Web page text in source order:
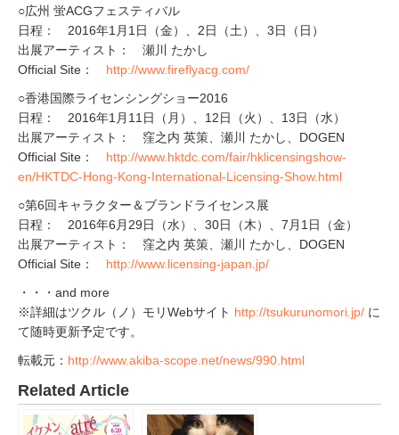
○広州 蛍ACGフェスティバル
日程： 2016年1月1日（金）、2日（土）、3日（日）
出展アーティスト： 瀬川 たかし
Official Site： http://www.fireflyacg.com/
○香港国際ライセンシングショー2016
日程： 2016年1月11日（月）、12日（火）、13日（水）
出展アーティスト： 窪之内 英策、瀬川 たかし、DOGEN
Official Site： http://www.hktdc.com/fair/hklicensingshow-
en/HKTDC-Hong-Kong-International-Licensing-Show.html
○第6回キャラクター＆ブランドライセンス展
日程： 2016年6月29日（水）、30日（木）、7月1日（金）
出展アーティスト： 窪之内 英策、瀬川 たかし、DOGEN
Official Site： http://www.licensing-japan.jp/
・・・and more
※詳細はツクル（ノ）モリWebサイト http://tsukurunomori.jp/ に
て随時更新予定です。
転載元： http://www.akiba-scope.net/news/990.html
Related Article